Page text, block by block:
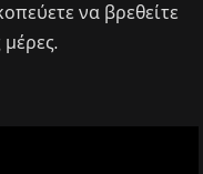
να βρεθείτε